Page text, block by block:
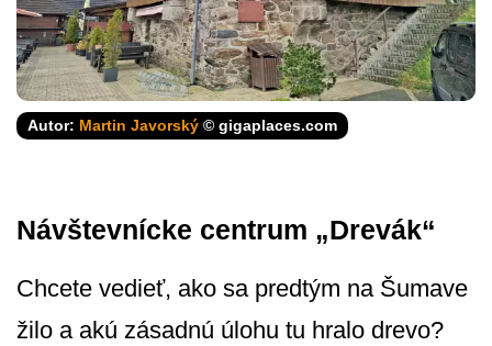
Autor: Martin Javorský © gigaplaces.com
Návštevnícke centrum „Drevák“
Chcete vedieť, ako sa predtým na Šumave
žilo a akú zásadnú úlohu tu hralo drevo?